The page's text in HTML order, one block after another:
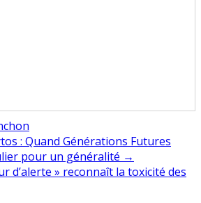
: Quand Générations Futures
pour un généralité →
d’alerte » reconnaît la toxicité des